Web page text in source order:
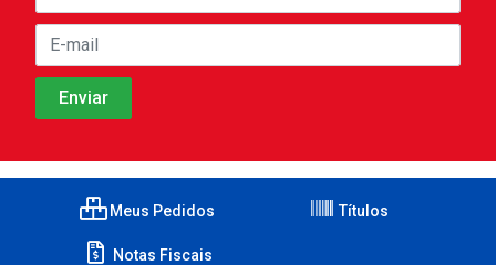
Meus Pedidos Títulos
Notas Fiscais